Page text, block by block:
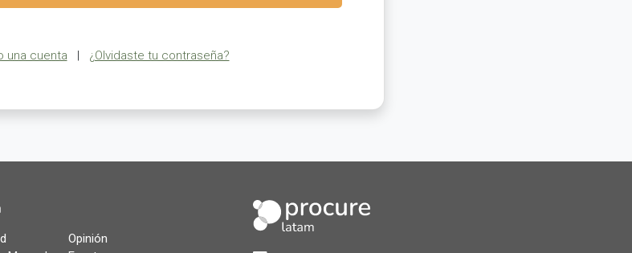
una cuenta | ¿Olvidaste tu contraseña?
Opinión